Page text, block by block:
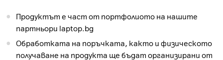
Продуктът е част от портфолиото на нашите
партньори laptop.bg
Обработката на поръчката, както и физическото
получаване на продукта ще бъдат организирани от